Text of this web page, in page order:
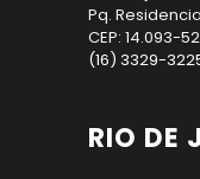
Pq.
CEP: 14.093-
(16) 3329-
RIO DE